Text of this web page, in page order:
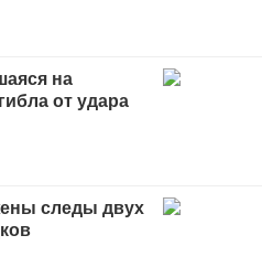
на
от удара
следы двух